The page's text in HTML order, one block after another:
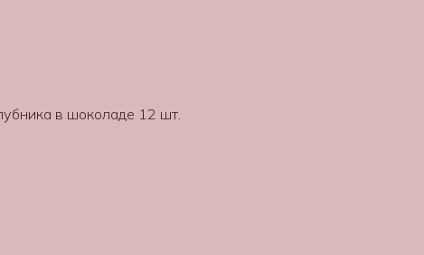
в шоколаде 12 шт.